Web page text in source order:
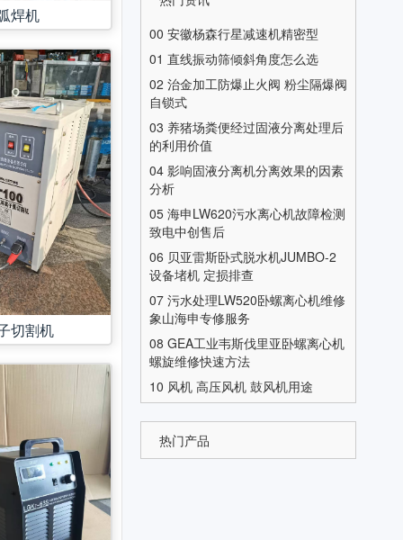
焊机
切割机
00 安徽杨森行星减速机精密型
01 直线振动筛倾斜角度怎么选
02 治金加工防爆止火阀 粉尘隔爆阀
自锁式
03 养猪场粪便经过固液分离处理后
的利用价值
04 影响固液分离机分离效果的因素
分析
05 海申LW620污水离心机故障检测
致电中创售后
06 贝亚雷斯卧式脱水机JUMBO-2
设备堵机 定损排查
07 污水处理LW520卧螺离心机维修
象山海申专修服务
08 GEA工业韦斯伐里亚卧螺离心机
螺旋维修快速方法
10 风机 高压风机 鼓风机用途
热门产品